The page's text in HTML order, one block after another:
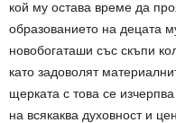
кой му остава време да
образованието на децата
новобогаташи със скъпи
като задоволят
щерката с това се
на всякаква духовност и